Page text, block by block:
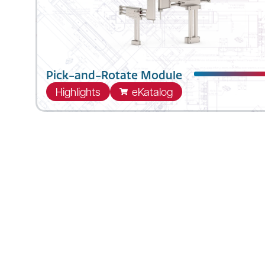
können unabhängig voneinander geregelt
werden und ermöglichen somit sehr
flexibel einstellbare Pick & Place
Anwendungen.
Pick-and-Rotate Module
Highlights eKatalog